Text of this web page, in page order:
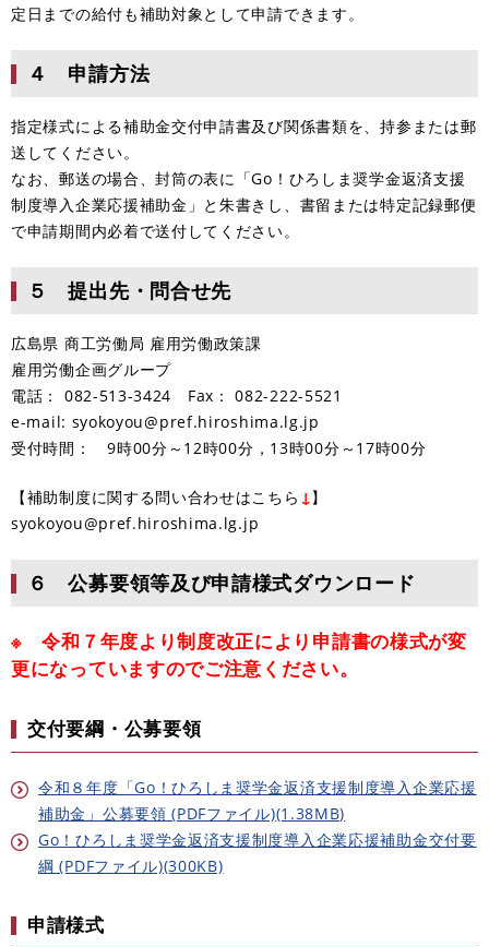
定日までの給付も補助対象として申請できます。
４ 申請方法
指定様式による補助金交付申請書及び関係書類を、持参または郵
送してください。
なお、郵送の場合、封筒の表に「Go！ひろしま奨学金返済支援
制度導入企業応援補助金」と朱書きし、書留または特定記録郵便
で申請期間内必着で送付してください。
５ 提出先・問合せ先
広島県 商工労働局 雇用労働政策課
雇用労働企画グループ
電話： 082-513-3424 Fax： 082-222-5521
e-mail: syokoyou@pref.hiroshima.lg.jp
受付時間： 9時00分～12時00分，13時00分～17時00分
【補助制度に関する問い合わせはこちら ↓】
syokoyou@pref.hiroshima.lg.jp
６ 公募要領等及び申請様式ダウンロード
※ 令和７年度より制度改正により申請書の様式が変
更になっていますのでご注意ください。
交付要綱・公募要領
令和８年度「Go！ひろしま奨学金返済支援制度導入企業応援
補助金」公募要領 (PDFファイル)(1.38MB)
Go！ひろしま奨学金返済支援制度導入企業応援補助金交付要
綱 (PDFファイル)(300KB)
申請様式